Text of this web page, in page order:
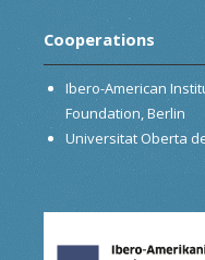
Cooperations
Ibero-American
Foundation, Berlin
Universitat Oberta